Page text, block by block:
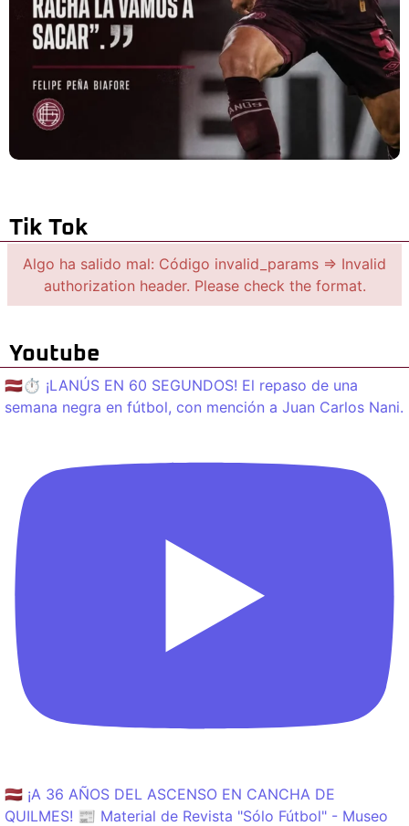
Tik Tok
Algo ha salido mal: Código invalid_params => Invalid
authorization header. Please check the format.
Youtube
🇱🇻⏱️ ¡LANÚS EN 60 SEGUNDOS! El repaso de una
semana negra en fútbol, con mención a Juan Carlos Nani.
🇱🇻 ¡A 36 AÑOS DEL ASCENSO EN CANCHA DE
QUILMES! 📰 Material de Revista "Sólo Fútbol" - Museo